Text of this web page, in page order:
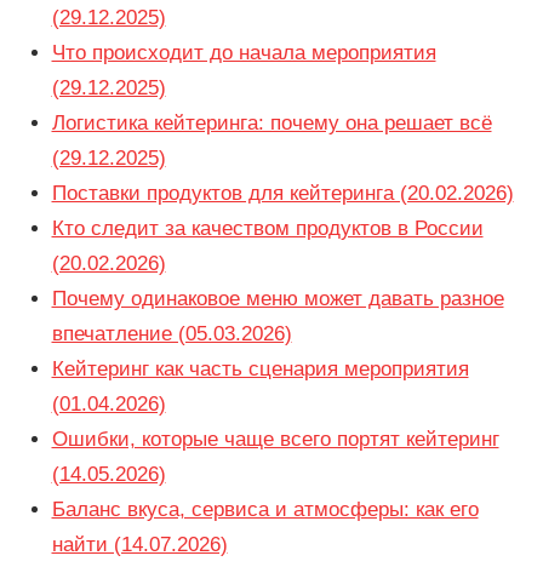
(29.12.2025)
Что происходит до начала мероприятия
(29.12.2025)
Логистика кейтеринга: почему она решает всё
(29.12.2025)
Поставки продуктов для кейтеринга (20.02.2026)
Кто следит за качеством продуктов в России
(20.02.2026)
Почему одинаковое меню может давать разное
впечатление (05.03.2026)
Кейтеринг как часть сценария мероприятия
(01.04.2026)
Ошибки, которые чаще всего портят кейтеринг
(14.05.2026)
Баланс вкуса, сервиса и атмосферы: как его
найти (14.07.2026)